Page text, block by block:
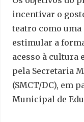
incentivar o
teatro como
estimular a
acesso à cultura
pela Secretaria
(SMCT/DC), em
Municipal de